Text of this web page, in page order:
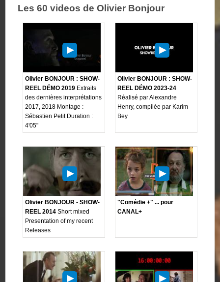
Les 60 videos de Olivier Bonjour
Olivier BONJOUR : SHOW-
REEL DÉMO 2019 Extraits
des dernières interprétations
2017, 2018 Montage :
Sébastien Petit Duration :
4'05"
Olivier BONJOUR : SHOW-
REEL DÉMO 2023-24
Réalisé par Alexandre
Henry, compilée par Karim
Bey
Olivier BONJOUR - SHOW-
REEL 2014 Short mixed
Presentation of my recent
Releases
"Comédie +" ... pour
CANAL+